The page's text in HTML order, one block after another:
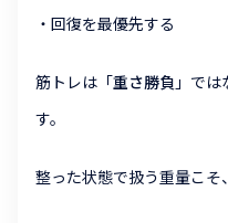
・回復を最優先する
筋トレは「重さ勝負 」で
す。
整った状態で扱う重量こそ